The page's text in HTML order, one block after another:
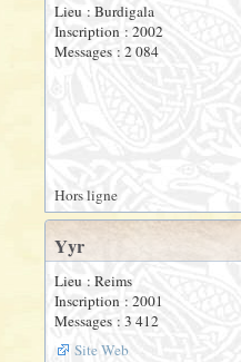
Lieu : Burdigala
Inscription : 2002
Messages : 2 084
Hors ligne
Yyr
Lieu : Reims
Inscription : 2001
Messages : 3 412
Site Web